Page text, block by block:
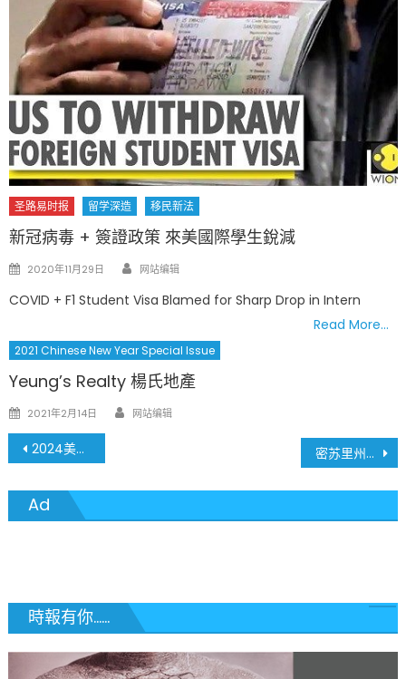
圣路易时报 留学深造 移民新法
新冠病毒 + 簽證政策 來美國際學生銳減
Posted
2020年11月29日 Author
网站编辑
COVID + F1 Student Visa Blamed for Sharp Drop in Intern
Read More…
2021 Chinese New Year Special Issue
Yeung’s Realty 楊氏地產
Posted
on
2021年2月14日 Author
网站编辑
文
章
導
2024美国总统大选：特朗普强势逆袭胜利，移民与经济政策引发全美选民激烈争议 密苏里州2024大选：体育博彩合法化、堕胎权恢复、开设新赌场、选举改革与最低工资提升，社会经济前景大变革！
Ad
時報有你......